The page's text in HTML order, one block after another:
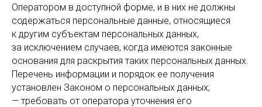
Оператором в доступной форме, и в них не должны
содержаться персональные данные, относящиеся
к другим субъектам персональных данных,
за исключением случаев, когда имеются законные
основания для раскрытия таких персональных данных.
Перечень информации и порядок ее получения
установлен Законом о персональных данных;
— требовать от оператора уточнения его